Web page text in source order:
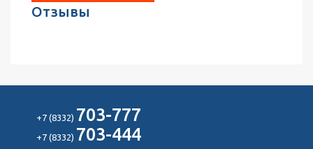
Отзывы
+7 (8332) 703-777
+7 (8332) 703-444